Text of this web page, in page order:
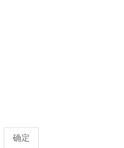
确定